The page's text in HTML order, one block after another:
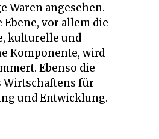
Waren angesehen.
Ebene, vor allem die
kulturelle und
Komponente, wird
Ebenso die
Wirtschaftens für
und Entwicklung.